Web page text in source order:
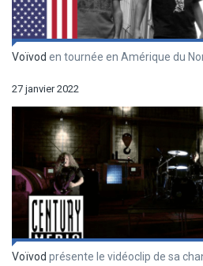
Voïvod en tournée en Amérique du
27 janvier 2022
Voïvod présente le vidéoclip de sa